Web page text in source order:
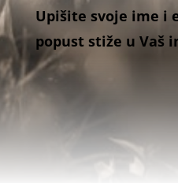
Upišite svoje ime i
popust stiže u Vaš